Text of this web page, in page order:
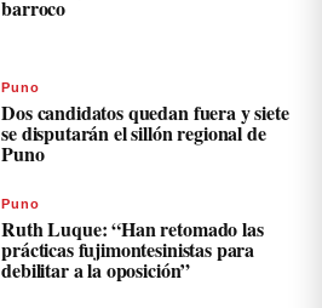
barroco
Puno
Dos candidatos quedan fuera y siete
se disputarán el sillón regional de
Puno
Puno
Ruth Luque: “Han retomado las
prácticas fujimontesinistas para
debilitar a la oposición”